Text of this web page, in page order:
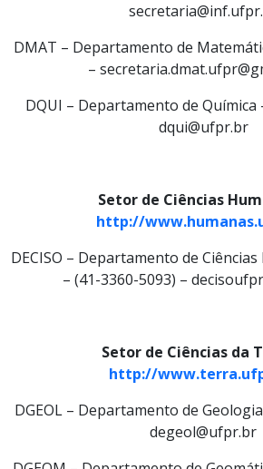
DMAT – Departamento de
–
DQUI – Departamento de Química
dqui@ufpr.br
Setor de Ciências
http://
DECISO – Departamento de
– (41-3360-5093) –
Setor de Ciências da
http://
DGEOL – Departamento de
degeol@ufpr.br